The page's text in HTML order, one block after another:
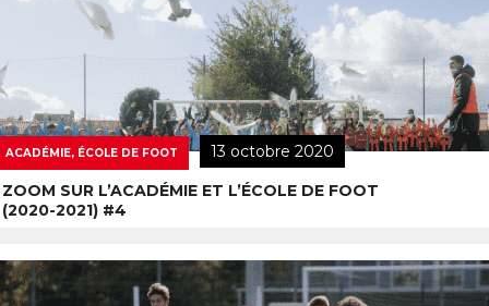
ACADÉMIE, ÉCOLE DE FOOT
13 octobre 2020
ZOOM SUR L’ACADÉMIE ET L’ÉCOLE DE FOOT
(2020-2021) #4